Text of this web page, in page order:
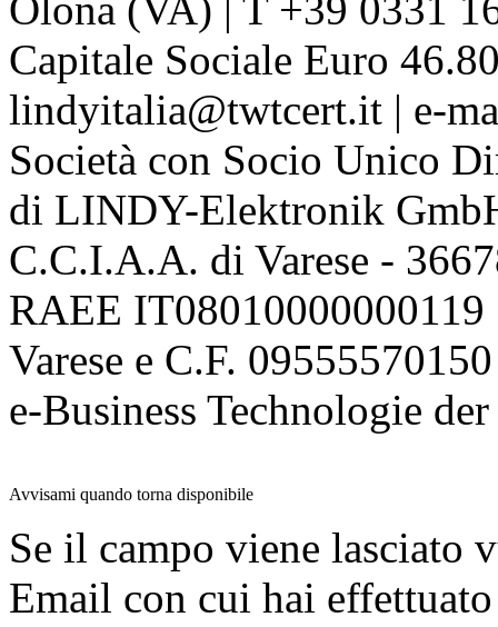
Olona (VA) | T +39 0331
Capitale Sociale Euro
lindyitalia@twtcert.it | e-
Società con Socio Unico
di LINDY-Elektronik
C.C.I.A.A. di Varese -
RAEE
Varese e C.F. 09555570150
e-Business Technologie
Avvisami quando torna disponibile
Se il campo viene lasciato
Email con cui hai